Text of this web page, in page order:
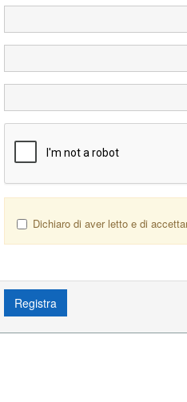
Dichiaro di aver letto e di
Registra